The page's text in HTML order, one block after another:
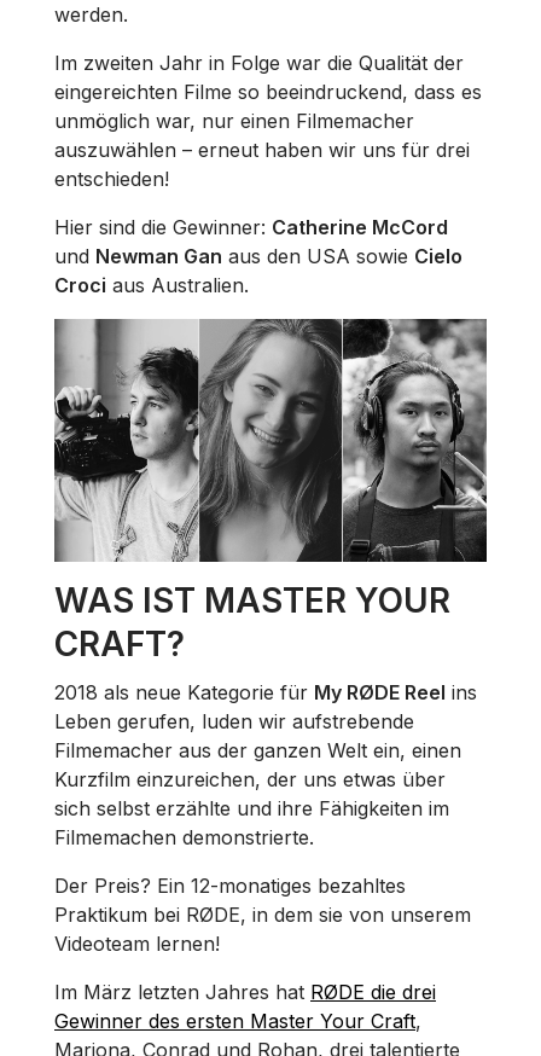
werden.
Im zweiten Jahr in Folge war die Qualität der
eingereichten Filme so beeindruckend, dass es
unmöglich war, nur einen Filmemacher
auszuwählen – erneut haben wir uns für drei
entschieden!
Hier sind die Gewinner: Catherine McCord
und Newman Gan aus den USA sowie Cielo
Croci aus Australien.
WAS IST MASTER YOUR
CRAFT?
2018 als neue Kategorie für My RØDE Reel ins
Leben gerufen, luden wir aufstrebende
Filmemacher aus der ganzen Welt ein, einen
Kurzfilm einzureichen, der uns etwas über
sich selbst erzählte und ihre Fähigkeiten im
Filmemachen demonstrierte.
Der Preis? Ein 12-monatiges bezahltes
Praktikum bei RØDE, in dem sie von unserem
Videoteam lernen!
Im März letzten Jahres hat RØDE die drei
Gewinner des ersten Master Your Craft,
Mariona, Conrad und Rohan, drei talentierte